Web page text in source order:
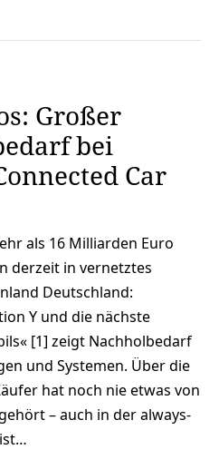
Großer
bei
Car
als 16 Milliarden Euro
derzeit in vernetztes
Deutschland:
Y und die nächste
[1] zeigt Nachholbedarf
und Systemen. Über die
hat noch nie etwas von
– auch in der always-